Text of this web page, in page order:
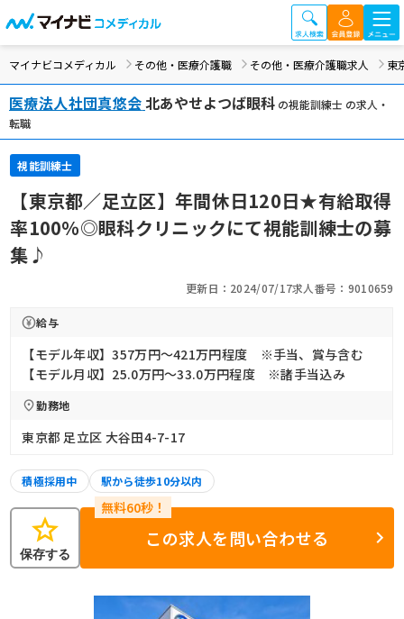
マイナビコメディカル その他・医療介護職 その他・医療介護職求人 東
医療法人社団真悠会北あやせよつば眼科 の視能訓練士 の求人・
転職
視能訓練士
【東京都／足立区】年間休日120日★有給取得
率100％◎眼科クリニックにて視能訓練士の募
集♪
更新日：2024/07/17求人番号：9010659
給与
【モデル年収】357万円〜421万円程度 ※手当、賞与含む
【モデル月収】25.0万円〜33.0万円程度 ※諸手当込み
勤務地
東京都 足立区 大谷田4-7-17
積極採用中 駅から徒歩10分以内
star
保存する
この求人を問い合わせる